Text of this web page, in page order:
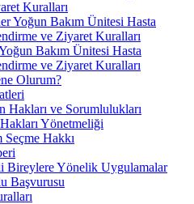
Kuralları
Yoğun Bakım Ünitesi Hasta
ve Ziyaret Kuralları
Bakım Ünitesi Hasta
ve Ziyaret Kuralları
Olurum?
Hakları ve Sorumlulukları
Yönetmeliği
Seçme Hakkı
Bireylere Yönelik Uygulamalar
Başvurusu